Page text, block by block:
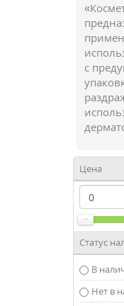
с
Цена
Статус
В
Нет в